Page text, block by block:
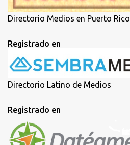
Directorio Medios en Puerto Rico
Registrado en
Directorio Latino de Medios
Registrado en